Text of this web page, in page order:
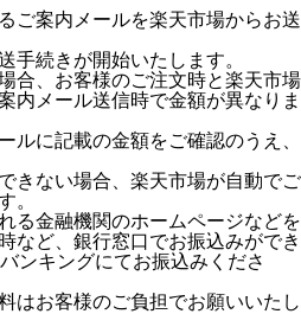
ご案内メールを楽天市場からお送
手続きが開始いたします。
合、お客様のご注文時と楽天市場
内メール送信時で金額が異なりま
ルに記載の金額をご確認のうえ、
きない場合、楽天市場が自動でご
。
る金融機関のホームページなどを
など、銀行窓口でお振込みができ
ンキングにてお振込みくださ
はお客様のご負担でお願いいたし